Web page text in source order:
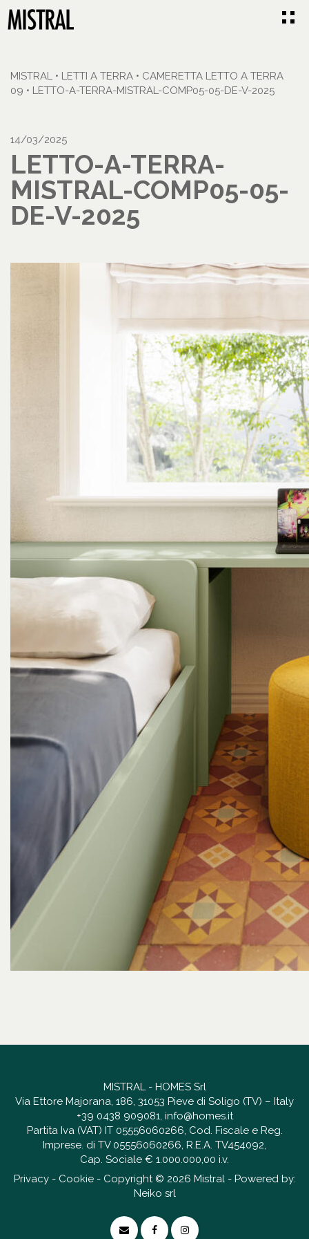
MISTRAL • LETTI A TERRA • CAMERETTA LETTO A TERRA
09 • LETTO-A-TERRA-MISTRAL-COMP05-05-DE-V-2025
14/03/2025
LETTO-A-TERRA-
MISTRAL-COMP05-05-
DE-V-2025
MISTRAL - HOMES Srl
Via Ettore Majorana, 186, 31053 Pieve di Soligo (TV) – Italy
+39 0438 909081, info@homes.it
Partita Iva (VAT) IT 05556060266, Cod. Fiscale e Reg.
Imprese. di TV 05556060266, R.E.A. TV454092,
Cap. Sociale € 1.000.000,00 i.v.
Privacy- Cookie- Copyright © 2026 Mistral - Powered by:
Neiko srl